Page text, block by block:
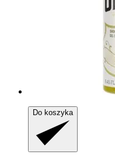
Do koszyka